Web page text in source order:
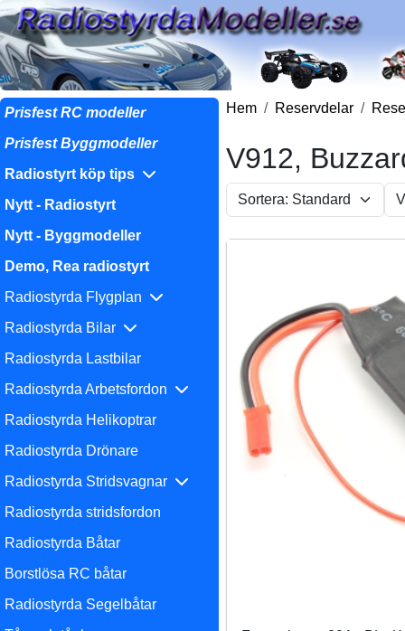
Prisfest RC modeller
Prisfest Byggmodeller
Radiostyrt köp tips
Nytt - Radiostyrt
Nytt - Byggmodeller
Demo, Rea radiostyrt
Radiostyrda Flygplan
Radiostyrda Bilar
Radiostyrda Lastbilar
Radiostyrda Arbetsfordon
Radiostyrda Helikoptrar
Radiostyrda Drönare
Radiostyrda Stridsvagnar
Radiostyrda stridsfordon
Radiostyrda Båtar
Borstlösa RC båtar
Radiostyrda Segelbåtar
Hem Reservdelar
V912,